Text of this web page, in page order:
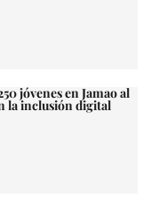
jóvenes en Jamao al
la inclusión digital